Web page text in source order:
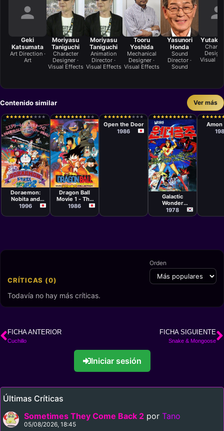
Geki
Katsumata
Art Direction ·
Art
Moriyasu
Taniguchi
Character
Designer ·
Visual Effects
Moriyasu
Taniguchi
Animation
Director ·
Visual Effects
Tooru
Yoshida
Mechanical
Designer ·
Visual Effects
Yasunori
Honda
Sound
Director ·
Sound
Yutaka
Visual
Contenido similar Ver más
★
★★
★★
★★
★★
★★
★★
★ ★
★ ★
★ ★
★
Película
Tsutomu
Shibayama
Doraemon:
Nobita and
Galactic
1996
★
★★
★★
★★
★★
★★
★★
★★
★★
★ ★
★
Película
Daisuke
Nishio
Dragon Ball
Movie 1 - The
Legend of
1986
★
★★
★★
★★
★★
★★
★★
★★
★ ★
★ ★
★
Keizo Shimizu
Open the Door
1986
★
★★
★★
★★
★★
★★
★★
★★
★★
★★
★
Película
Kim Chung-gi
Galactic
Wonder
Princess
1978
★
★★
★★
★★
★★
★
Shunji
Amon
CRÍTICAS (0)
Orden
Todavía no hay más críticas.
FICHA ANTERIOR
Cuchillo
FICHA SIGUIENTE
Snake & Mongoose
Iniciar sesión
Últimas Críticas
Sometimes They Come Back 2 por Tano
05/08/2026, 18:45